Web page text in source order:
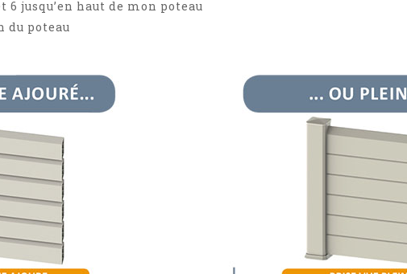
jusqu’en haut de mon poteau
du poteau